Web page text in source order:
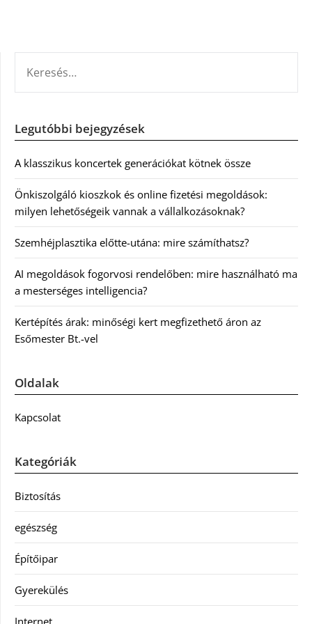
Legutóbbi bejegyzések
A klasszikus koncertek generációkat kötnek össze
Önkiszolgáló kioszkok és online fizetési megoldások:
milyen lehetőségeik vannak a vállalkozásoknak?
Szemhéjplasztika előtte-utána: mire számíthatsz?
AI megoldások fogorvosi rendelőben: mire használható ma
a mesterséges intelligencia?
Kertépítés árak: minőségi kert megfizethető áron az
Esőmester Bt.-vel
Oldalak
Kapcsolat
Kategóriák
Biztosítás
egészség
Építőipar
Gyerekülés
Internet